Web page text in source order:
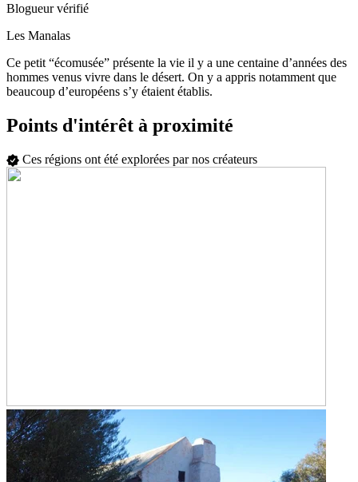
Blogueur vérifié
Les Manalas
Ce petit “écomusée” présente la vie il y a une centaine d’années des
hommes venus vivre dans le désert. On y a appris notamment que
beaucoup d’européens s’y étaient établis.
Points d'intérêt à proximité
Ces régions ont été explorées par nos créateurs